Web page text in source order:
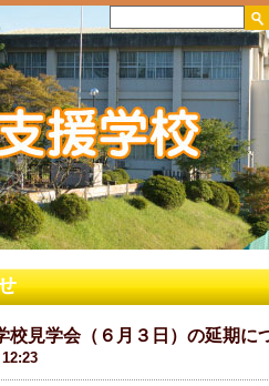
校見学会（６月３日）の延期に